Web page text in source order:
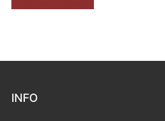
INFO